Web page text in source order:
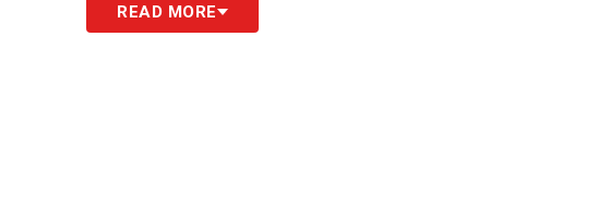
READ MORE